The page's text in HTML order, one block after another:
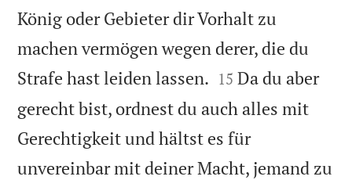
König oder Gebieter dir Vorhalt zu
machen vermögen wegen derer, die du
Strafe hast leiden lassen. 

15 Da du aber
gerecht bist, ordnest du auch alles mit
Gerechtigkeit und hältst es für
unvereinbar mit deiner Macht, jemand zu